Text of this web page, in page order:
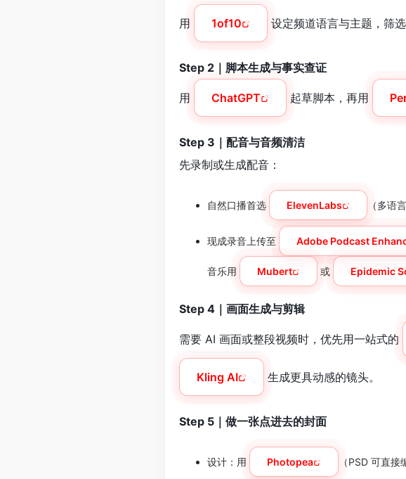
用 1of10 设定频道语言与主题，筛
Step 2｜脚本生成与事实查证
用 ChatGPT 起草脚本，再用
Step 3｜配音与音频清洁
先录制或生成配音：
自然口播首选 ElevenLabs （多语
现成录音上传至 Adobe Podcast
音乐用 Mubert 或 Epidemic
Step 4｜画面生成与剪辑
需要 AI 画面或整段视频时，优先用一站式的
Kling AI 生成更具动感的镜头。
Step 5｜做一张点进去的封面
设计：用 Photopea （PSD 可直接